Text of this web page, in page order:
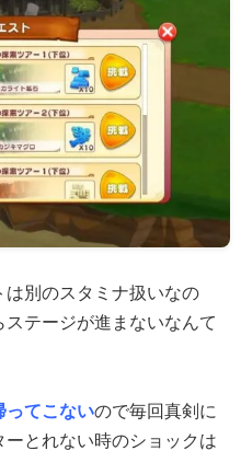
は別のスタミナ扱いなの
テージが進まないなんて
ってこないので毎回真剣に
とれない時のショックは